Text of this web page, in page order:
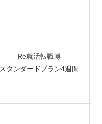
Re就活転職博
スタンダードプラン4週間
大